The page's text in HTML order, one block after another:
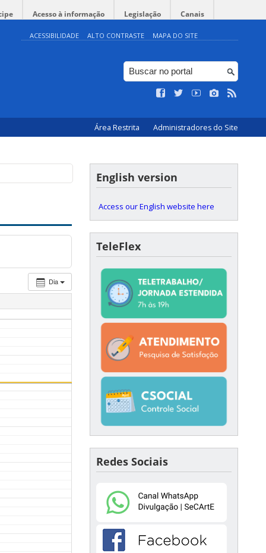
Acesso à informação Legislação Canais
ACESSIBILIDADE ALTO CONTRASTE MAPA DO SITE
Área Restrita Administradores do Site
Dia
English version
Access our English website here
TeleFlex
Redes Sociais